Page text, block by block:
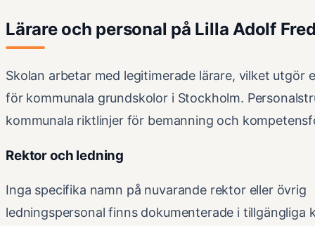
Lärare och personal på Lilla Adolf
Skolan arbetar med legitimerade lärare, vilket utgör
för kommunala grundskolor i Stockholm.
kommunala riktlinjer för bemanning och
Rektor och ledning
Inga specifika namn på nuvarande rektor eller övrig
ledningspersonal finns dokumenterade i tillgängliga